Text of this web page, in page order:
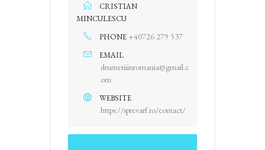
CRISTIAN
MINCULESCU
PHONE +40726 279 537
EMAIL
drumetiiinromania@gmail.c
om
WEBSITE
https://sprevarf.ro/contact/